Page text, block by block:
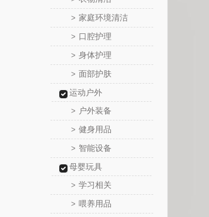
> 家庭环境清洁
> 口腔护理
> 身体护理
> 面部护肤
运动户外
> 户外装备
> 健身用品
> 智能设备
母婴玩具
> 学习相关
> 喂养用品